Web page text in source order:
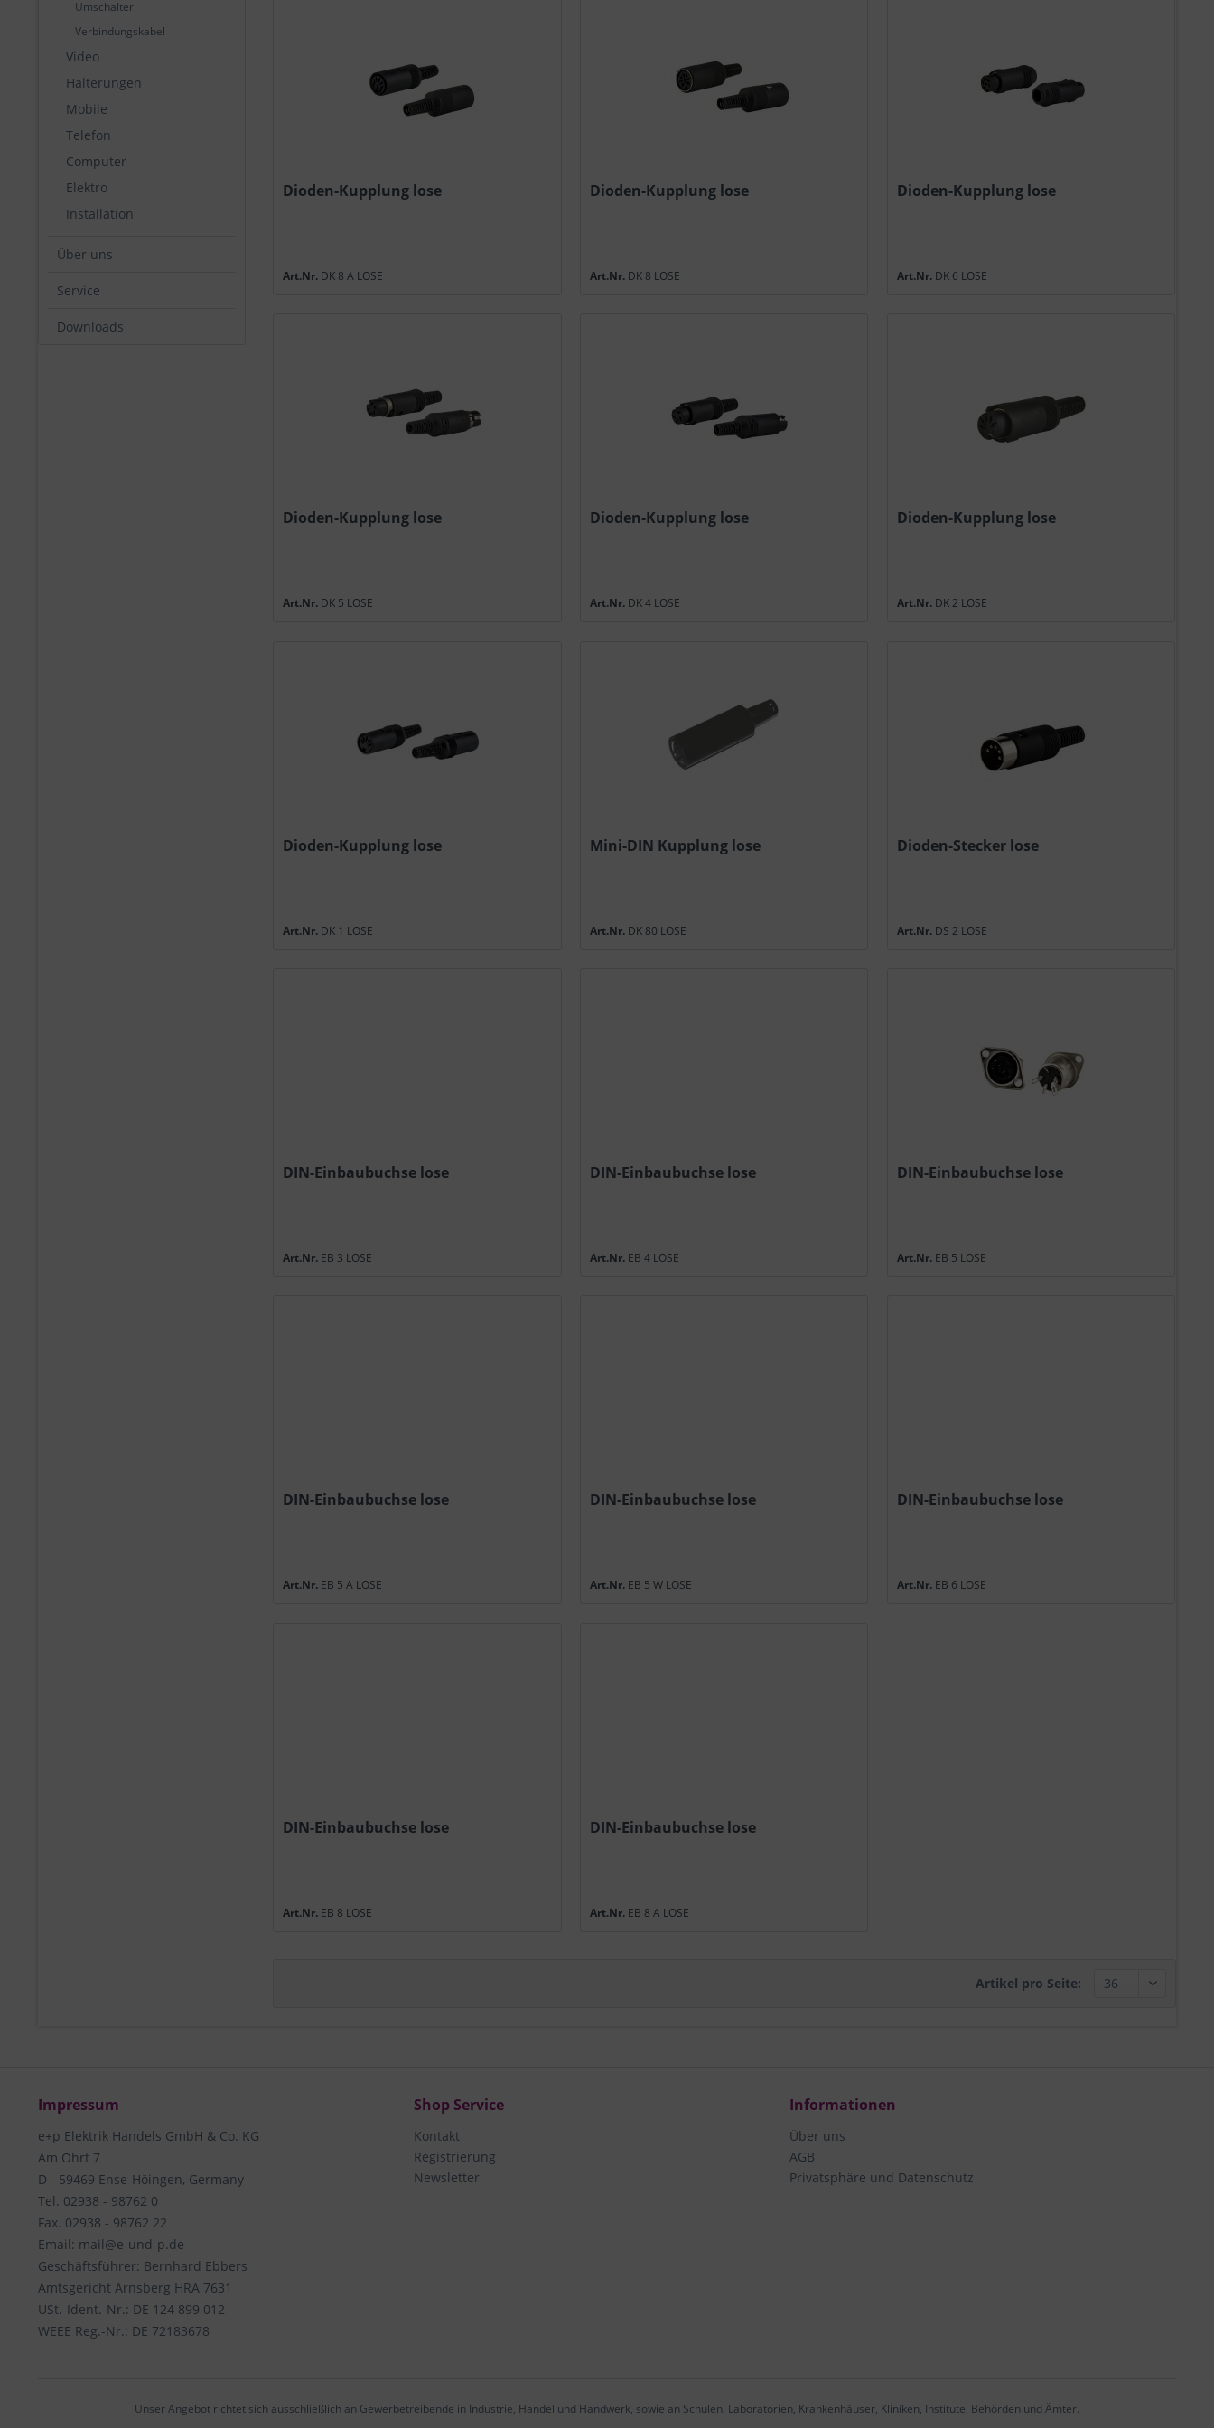
Umschalter
Verbindungskabel
Video
Halterungen
Mobile
Telefon
Computer
Elektro
Installation
Über uns
Service
Downloads
Dioden-Kupplung lose
Art.Nr. DK 8 A LOSE
Dioden-Kupplung lose
Art.Nr. DK 8 LOSE
Dioden-Kupplung lose
Art.Nr.DK 6 LOSE
Dioden-Kupplung lose
Art.Nr. DK 5 LOSE
Dioden-Kupplung lose
Art.Nr. DK 4 LOSE
Dioden-Kupplung lose
Art.Nr.DK 2 LOSE
Dioden-Kupplung lose
Art.Nr. DK 1 LOSE
Mini-DIN Kupplung lose
Art.Nr. DK 80 LOSE
Dioden-Stecker lose
Art.Nr.DS 2 LOSE
DIN-Einbaubuchse lose
Art.Nr. EB 3 LOSE
DIN-Einbaubuchse lose
Art.Nr. EB 4 LOSE
DIN-Einbaubuchse lose
Art.Nr.EB 5 LOSE
DIN-Einbaubuchse lose
Art.Nr. EB 5 A LOSE
DIN-Einbaubuchse lose
Art.Nr. EB 5 W LOSE
DIN-Einbaubuchse lose
Art.Nr.EB 6 LOSE
DIN-Einbaubuchse lose
Art.Nr. EB 8 LOSE
DIN-Einbaubuchse lose
Art.Nr. EB 8 A LOSE
Artikel pro Seite:
Impressum
e+p Elektrik Handels GmbH & Co. KG
Am Ohrt 7
D - 59469 Ense-Höingen, Germany
Tel. 02938 - 98762 0
Fax. 02938 - 98762 22
Email: mail@e-und-p.de
Geschäftsführer: Bernhard Ebbers
Amtsgericht Arnsberg HRA 7631
USt.-Ident.-Nr.: DE 124 899 012
WEEE Reg.-Nr.: DE 72183678
Shop Service
Kontakt
Registrierung
Newsletter
Informationen
Über uns
AGB
Privatsphäre und Datenschutz
Unser Angebot richtet sich ausschließlich an Gewerbetreibende in Industrie, Handel und Handwerk, sowie an Schulen, Laboratorien, Krankenhäuser, Kliniken, Institute, Behörden und Ämter.